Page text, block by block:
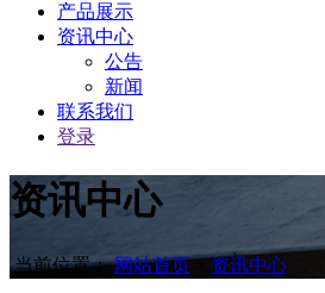
产品展示
资讯中心
公告
新闻
联系我们
登录
资讯中心
当前位置：网站首页> 资讯中心